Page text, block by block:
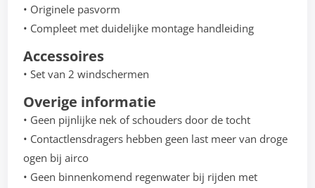
• Originele pasvorm
• Compleet met duidelijke montage handleiding
Accessoires
• Set van 2 windschermen
Overige informatie
• Geen pijnlijke nek of schouders door de tocht
• Contactlensdragers hebben geen last meer van droge
ogen bij airco
• Geen binnenkomend regenwater bij rijden met